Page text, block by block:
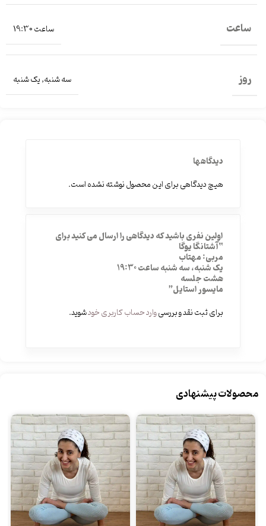
ساعت ساعت 19:30
روز سه شنبه,یک شنبه
دیدگاهها
هیچ دیدگاهی برای این محصول نوشته نشده است.
اولین نفری باشید که دیدگاهی را ارسال می کنید برای
“آشتانگا یوگا
مربی: مهتاب
یک شنبه، سه شنبه ساعت 19:30
هشت جلسه
مایسور استایل”
برای ثبت نقد و بررسیوارد حساب کاربری خودشوید.
محصولات پیشنهادی